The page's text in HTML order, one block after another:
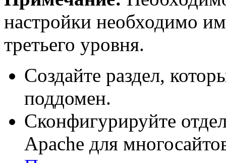
настройки необходимо
третьего уровня.
Создайте раздел,
поддомен.
Сконфигурируйте
Apache для